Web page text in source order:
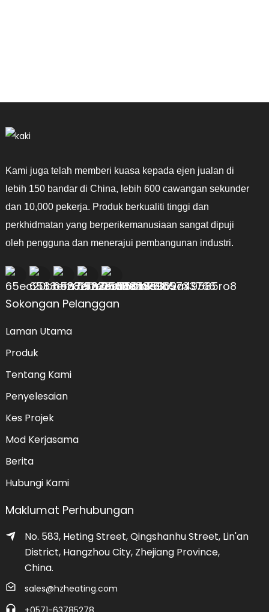
Kami juga telah memberi kuasa kepada ejen jualan di
lebih 150 bandar di China, lebih 600 cawangan sekunder
dan 10,000 pekerja. Produk berkualiti tinggi dan
perkhidmatan yang berperikemanusiaan sangat dipuji
oleh pengguna dan menerajui pembangunan industri.
Sokongan Pelanggan
Laman Utama
Produk
Tentang Kami
Penyelesaian
Kes Projek
Mod Kerjasama
Berita
Hubungi Kami
Maklumat Perhubungan
No. 583, Heting Street, Qingshanhu Street, Lin'an
District, Hangzhou City, Zhejiang Province,
China.
sales@hzheating.com